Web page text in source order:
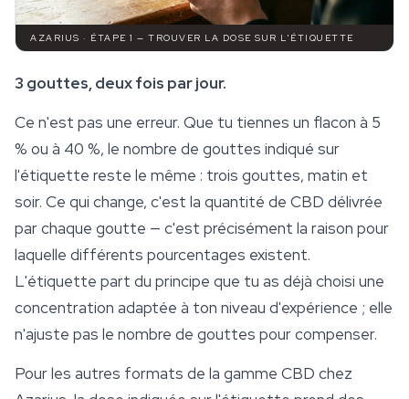
AZARIUS · ÉTAPE 1 — TROUVER LA DOSE SUR L'ÉTIQUETTE
3 gouttes, deux fois par jour.
Ce n'est pas une erreur. Que tu tiennes un flacon à 5
% ou à 40 %, le nombre de gouttes indiqué sur
l'étiquette reste le même : trois gouttes, matin et
soir. Ce qui change, c'est la quantité de CBD délivrée
par chaque goutte — c'est précisément la raison pour
laquelle différents pourcentages existent.
L'étiquette part du principe que tu as déjà choisi une
concentration adaptée à ton niveau d'expérience ; elle
n'ajuste pas le nombre de gouttes pour compenser.
Pour les autres formats de la gamme CBD chez